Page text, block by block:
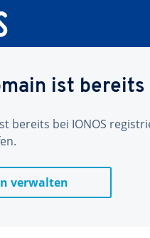
ist
bereits bei IONOS
verwalten